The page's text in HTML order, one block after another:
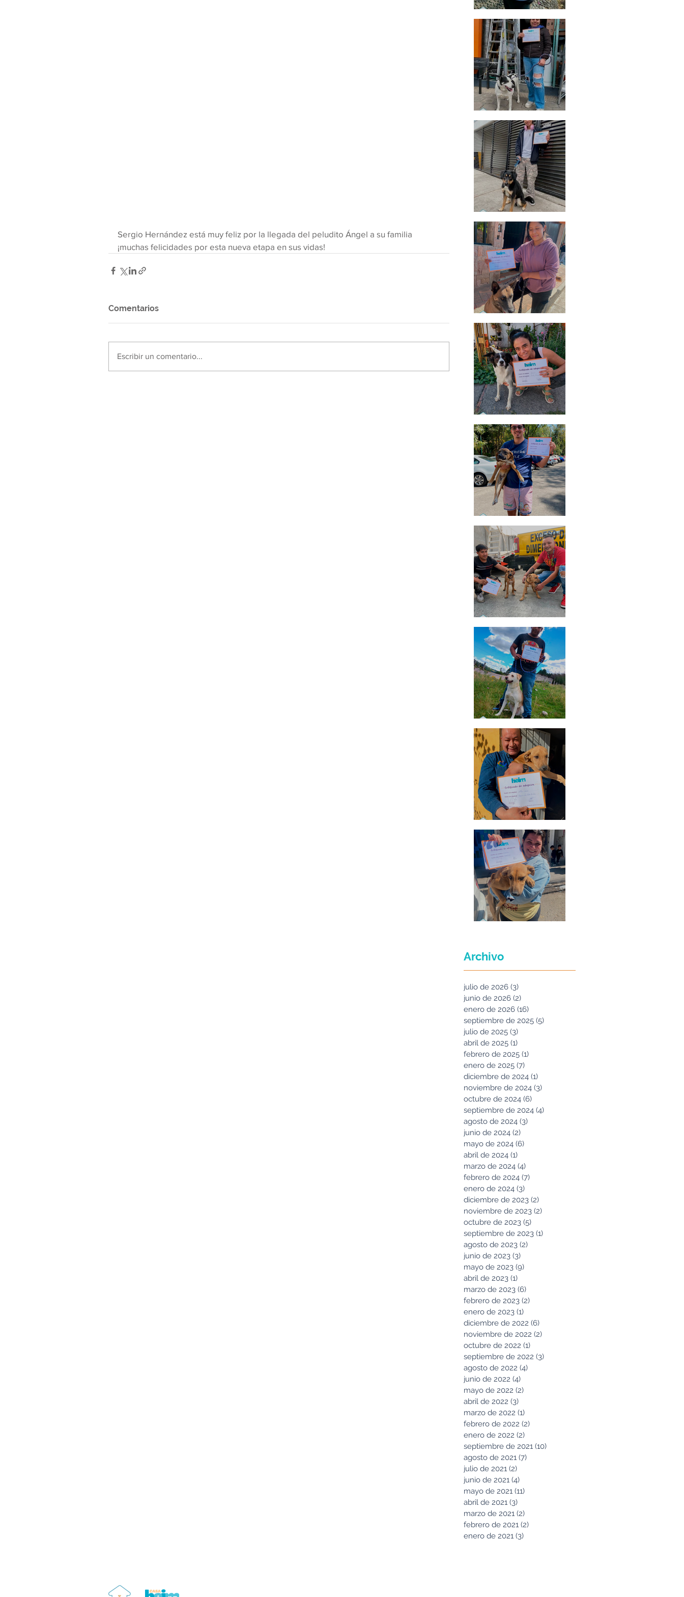
Sergio Hernández está muy feliz por la llegada del peludito Ángel a su familia
¡muchas felicidades por esta nueva etapa en sus vidas!
Comentarios
Escribir un comentario...
Bellota
Vaquita
Spot
Morris
Noa
Rosa
Pedro Infante
Mika
Mario Moreno
Archivo
julio de 2026 (3)
junio de 2026 (2)
enero de 2026 (16)
septiembre de 2025 (5)
julio de 2025 (3)
abril de 2025 (1)
febrero de 2025 (1)
enero de 2025 (7)
diciembre de 2024 (1)
noviembre de 2024 (3)
octubre de 2024 (6)
septiembre de 2024 (4)
agosto de 2024 (3)
junio de 2024 (2)
mayo de 2024 (6)
abril de 2024 (1)
marzo de 2024 (4)
febrero de 2024 (7)
enero de 2024 (3)
diciembre de 2023 (2)
noviembre de 2023 (2)
octubre de 2023 (5)
septiembre de 2023 (1)
agosto de 2023 (2)
junio de 2023 (3)
mayo de 2023 (9)
abril de 2023 (1)
marzo de 2023 (6)
febrero de 2023 (2)
enero de 2023 (1)
diciembre de 2022 (6)
noviembre de 2022 (2)
octubre de 2022 (1)
septiembre de 2022 (3)
agosto de 2022 (4)
junio de 2022 (4)
mayo de 2022 (2)
abril de 2022 (3)
marzo de 2022 (1)
febrero de 2022 (2)
enero de 2022 (2)
septiembre de 2021 (10)
agosto de 2021 (7)
julio de 2021 (2)
junio de 2021 (4)
mayo de 2021 (11)
abril de 2021 (3)
marzo de 2021 (2)
febrero de 2021 (2)
enero de 2021 (3)